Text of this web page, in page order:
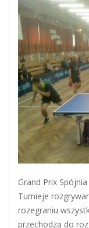
Grand Prix
Turnieje
rozegraniu
przechodzą do